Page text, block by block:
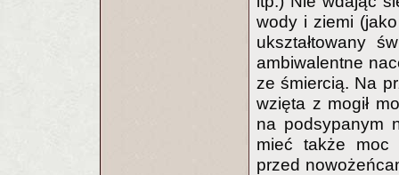
wody i ziemi
ukształtowany
ambiwalentne
ze śmiercią. Na
wzięta z mogił
na podsypanym
mieć także moc
przed